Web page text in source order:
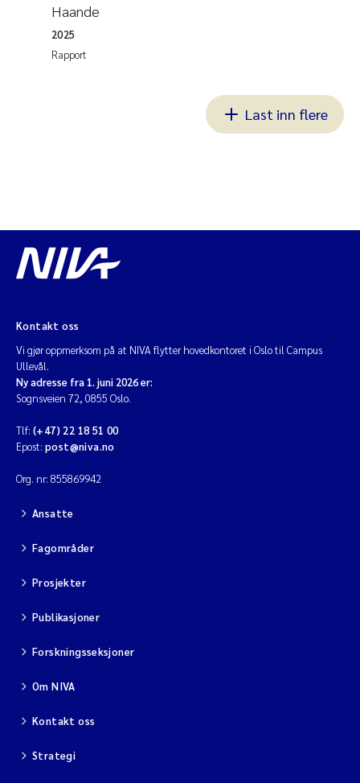
Haande
Rapport
2025
Last inn flere
Kontakt oss
Vi gjør oppmerksom på at NIVA flytter hovedkontoret i Oslo til Campus
Ullevål.
Ny adresse fra 1. juni 2026 er:
Sognsveien 72, 0855 Oslo.
Tlf: (+47) 22 18 51 00
Epost: post@niva.no
Org. nr: 855869942
Ansatte
Fagområder
Prosjekter
Publikasjoner
Forskningsseksjoner
Om NIVA
Kontakt oss
Strategi